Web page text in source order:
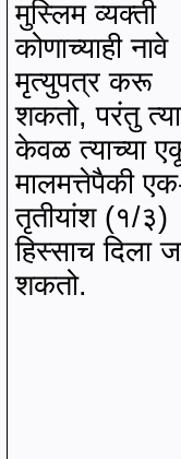
मुस्लिम व्यक्ती
कोणाच्याही नावे
मृत्युपत्र करू
शकतो,परंतु
केवळ त्याच्या
मालमत्तेपैकी
तृतीयांश (१/३)
हिस्साच दिला
शकतो.